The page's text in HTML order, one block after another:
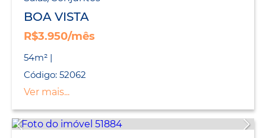
BOA VISTA
R$3.950/mês
54m² |
Código: 52062
Ver mais...